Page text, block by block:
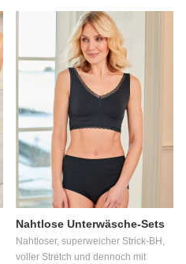
dem Niveau und den Anforderungen
des Öko-Tex-Standards 100 Wir
liefern Mode und Schönheit durch
Menschlichkeit und gesundes
Design Unsere Fabrik hält die strikte
Einhaltung von BSCI und Sedex ein
Nahtlose Unterwäsche-Sets
Nahtloser, superweicher Strick-BH,
voller Stretch und dennoch mit